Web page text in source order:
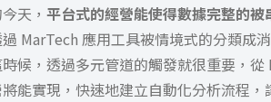
天， 平台式的經營能使得數據完整的被
MarTech 應用工具被情境式的分類成
候，透過多元管道的觸發就很重要，
能實現，快速地建立自動化分析流程